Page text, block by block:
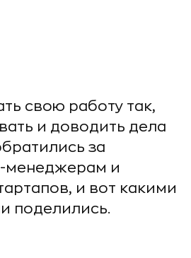
свою работу так,
и доводить дела
за
менеджерам и
и вот какими
поделились.